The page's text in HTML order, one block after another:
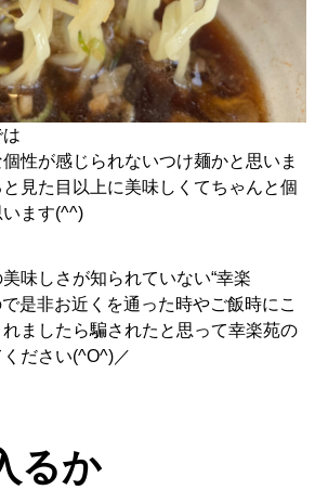
性が感じられないつけ麺かと思いま
見た目以上に美味しくてちゃんと個
ます(^^)
味しさが知られていない“幸楽
で是非お近くを通った時やご飯時にこ
ましたら騙されたと思って幸楽苑の
ださい(^O^)／
るか